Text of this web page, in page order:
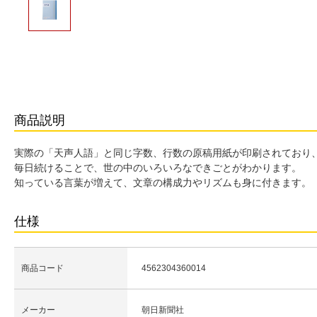
商品説明
実際の「天声人語」と同じ字数、行数の原稿用紙が印刷されており
毎日続けることで、世の中のいろいろなできごとがわかります。
知っている言葉が増えて、文章の構成力やリズムも身に付きます。
仕様
商品コード 4562304360014
メーカー 朝日新聞社